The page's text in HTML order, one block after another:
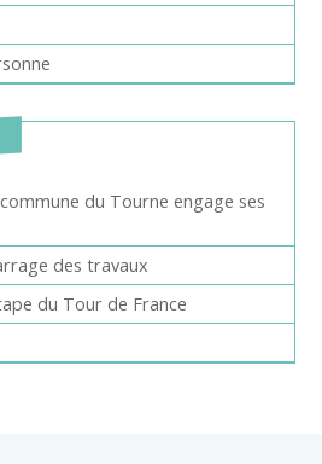
du Tourne engage ses
des travaux
du Tour de France